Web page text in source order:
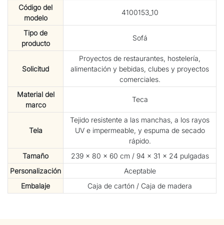
Código del
modelo
4100153_10
Tipo de
producto
Sofá
Solicitud
Proyectos de restaurantes, hostelería,
alimentación y bebidas, clubes y proyectos
comerciales.
Material del
marco
Teca
Tela
Tejido resistente a las manchas, a los rayos
UV e impermeable, y espuma de secado
rápido.
Tamaño
239 × 80 × 60 cm / 94 × 31 × 24 pulgadas
Personalización
Aceptable
Embalaje
Caja de cartón / Caja de madera